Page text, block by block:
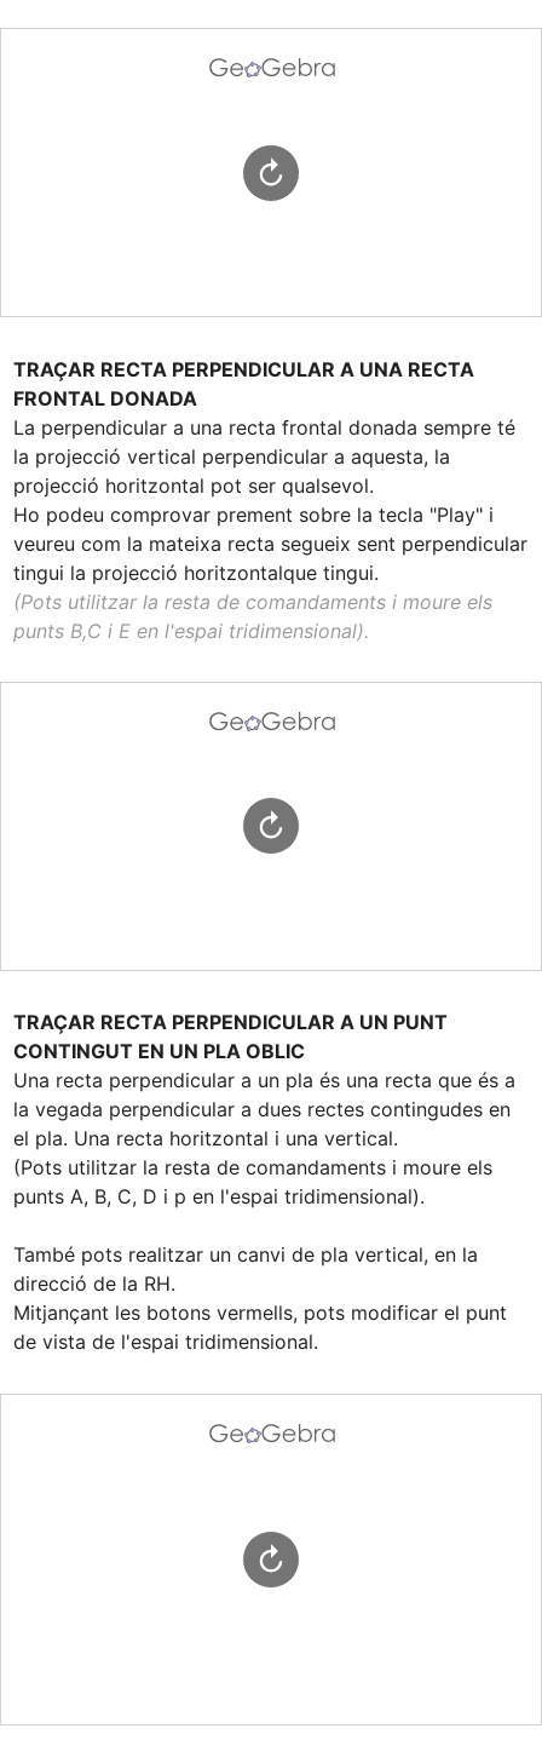
TRAÇAR RECTA PERPENDICULAR A UNA RECTA
FRONTAL DONADA
La perpendicular a una recta frontal donada sempre té
la projecció vertical perpendicular a aquesta, la
projecció horitzontal pot ser qualsevol.
Ho podeu comprovar prement sobre la tecla "Play" i
veureu com la mateixa recta segueix sent perpendicular
(Pots utilitzar la resta de comandaments i moure els
punts B,C i E en l'espai tridimensional).
TRAÇAR RECTA PERPENDICULAR A UN PUNT
CONTINGUT EN UN PLA OBLIC
Una recta perpendicular a un pla és una recta que és a
la vegada perpendicular a dues rectes contingudes en
el pla. Una recta horitzontal i una vertical.
(Pots utilitzar la resta de comandaments i moure els
punts A, B, C, D i p en l'espai tridimensional).
També pots realitzar un canvi de pla vertical, en la
direcció de la RH.
Mitjançant les botons vermells, pots modificar el punt
de vista de l'espai tridimensional.